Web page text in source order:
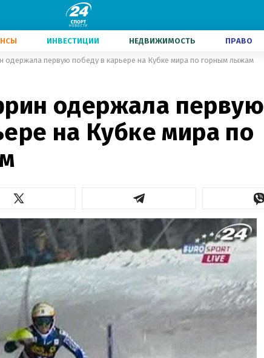
ИНВЕСТИЦИИ НЕДВИЖИМОСТЬ ПРАВО
первую победу в карьере на Кубке мира по горным лыжам
одержала первую
на Кубке мира по